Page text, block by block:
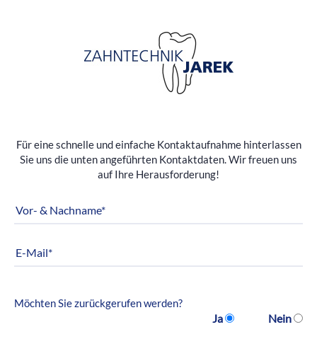
Für eine schnelle und einfache Kontaktaufnahme hinterlassen
Sie uns die unten angeführten Kontaktdaten. Wir freuen uns
auf Ihre Herausforderung!
Möchten Sie zurückgerufen werden?
Ja Nein